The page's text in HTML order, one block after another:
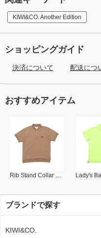
KIWI&CO. Another Edition
ショッピングガイド
決済について 配送につ
おすすめアイテム
ブランドで探す
KIWI&CO.